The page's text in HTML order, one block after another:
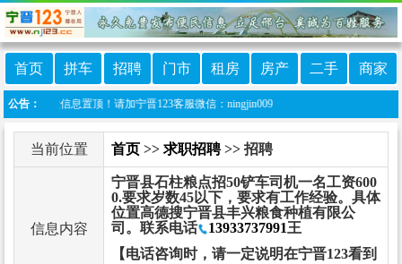
首页 拼车 招聘 门市 租房 房产 二手 商家
公告：
广、做信息置顶！请加宁晋123客服微信：ningjin009
当前位置 首页 >> 求职招聘>> 招聘
信息内容
宁晋县石柱粮点招50铲车司机一名工资600
0.要求岁数45以下，要求有工作经验。具体
位置高德搜宁晋县丰兴粮食种植有限公
司。联系电话
13933737991王
【电话咨询时，请一定说明在宁晋123看到